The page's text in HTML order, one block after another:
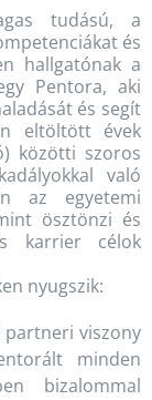
tudású, a
és
hallgatónak a
Pentora, aki
és segít
eltöltött évek
közötti szoros
való
az egyetemi
ösztönzi és
karrier célok
nyugszik:
viszony
minden
bizalommal